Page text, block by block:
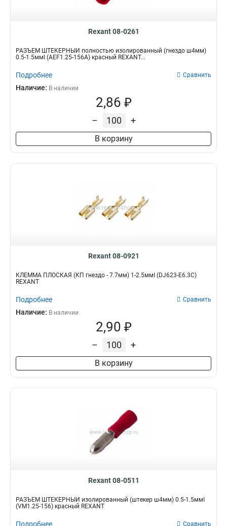
Rexant 08-0261
РАЗЪЁМ ШТЕКЕРНЫЙ полностью изолированный (гнездо ш4мм)
0.5-1.5ммІ (AEF1.25-156A) красный REXANT...
Подробнее Сравнить
Наличие: В наличии
2,86 ₽
– +
В корзину
Rexant 08-0921
КЛЕММА ПЛОСКАЯ (КП гнездо - 7.7мм) 1-2.5ммІ (DJ623-Е6.3С)
REXANT
Подробнее Сравнить
Наличие: В наличии
2,90 ₽
– +
В корзину
Rexant 08-0511
РАЗЪЁМ ШТЕКЕРНЫЙ изолированный (штекер ш4мм) 0.5-1.5ммІ
(VM1.25-156) красный REXANT
Подробнее Сравнить